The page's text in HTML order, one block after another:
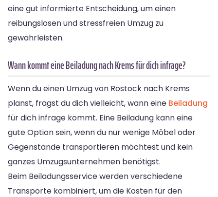
eine gut informierte Entscheidung, um einen
reibungslosen und stressfreien Umzug zu
gewährleisten.
Wann kommt eine Beiladung nach Krems für dich infrage?
Wenn du einen Umzug von Rostock nach Krems
planst, fragst du dich vielleicht, wann eine Beiladung
für dich infrage kommt. Eine Beiladung kann eine
gute Option sein, wenn du nur wenige Möbel oder
Gegenstände transportieren möchtest und kein
ganzes Umzugsunternehmen benötigst.
Beim Beiladungsservice werden verschiedene
Transporte kombiniert, um die Kosten für den